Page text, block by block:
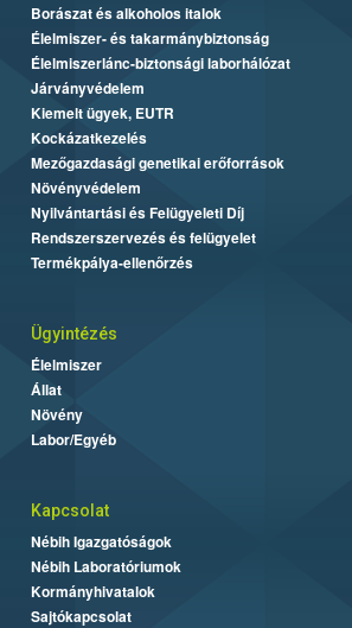
Borászat és alkoholos italok
Élelmiszer- és takarmánybiztonság
Élelmiszerlánc-biztonsági laborhálózat
Járványvédelem
Kiemelt ügyek, EUTR
Kockázatkezelés
Mezőgazdasági genetikai erőforrások
Növényvédelem
Nyilvántartási és Felügyeleti Díj
Rendszerszervezés és felügyelet
Termékpálya-ellenőrzés
Ügyintézés
Élelmiszer
Állat
Növény
Labor/Egyéb
Kapcsolat
Nébih Igazgatóságok
Nébih Laboratóriumok
Kormányhivatalok
Sajtókapcsolat